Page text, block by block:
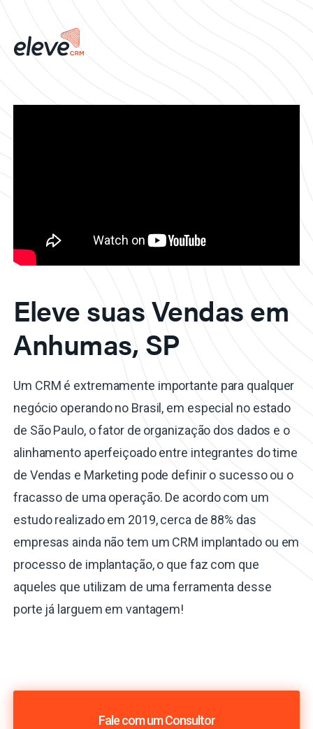
Eleve suas Vendas em
Anhumas, SP
Um CRM é extremamente importante para qualquer
negócio operando no Brasil, em especial no estado
de São Paulo, o fator de organização dos dados e o
alinhamento aperfeiçoado entre integrantes do time
de Vendas e Marketing pode definir o sucesso ou o
fracasso de uma operação. De acordo com um
estudo realizado em 2019, cerca de 88% das
empresas ainda não tem um CRM implantado ou em
processo de implantação, o que faz com que
aqueles que utilizam de uma ferramenta desse
porte já larguem em vantagem!
Fale com um Consultor